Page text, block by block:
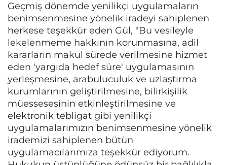
Geçmiş dönemde yenilikçi uygulamaların
benimsenmesine yönelik iradeyi sahiplenen
herkese teşekkür eden Gül, "Bu vesileyle
lekelenmeme hakkının korunmasına, adil
kararların makul sürede verilmesine hizmet
eden 'yargıda hedef süre' uygulamasının
yerleşmesine, arabuluculuk ve uzlaştırma
kurumlarının geliştirilmesine, bilirkişilik
müessesesinin etkinleştirilmesine ve
elektronik tebligat gibi yenilikçi
uygulamalarımızın benimsenmesine yönelik
irademizi sahiplenen bütün
uygulamacılarımıza teşekkür ediyorum.